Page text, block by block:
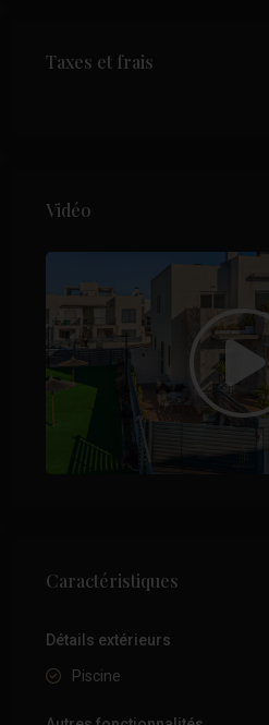
Taxes et frais
Vidéo
Caractéristiques
Détails extérieurs
Piscine